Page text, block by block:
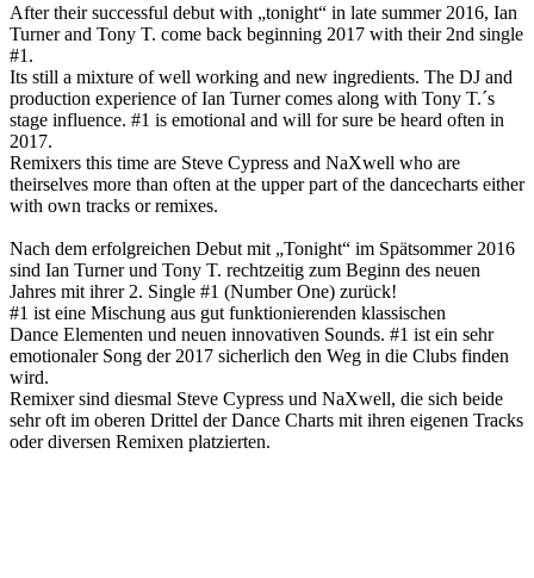
After their successful debut with „tonight“ in late summer 2016, Ian
Turner and Tony T. come back beginning 2017 with their 2nd single
#1.
Its still a mixture of well working and new ingredients. The DJ and
production experience of Ian Turner comes along with Tony T.´s
stage influence. #1 is emotional and will for sure be heard often in
2017.
Remixers this time are Steve Cypress and NaXwell who are
theirselves more than often at the upper part of the dancecharts either
with own tracks or remixes.
Nach dem erfolgreichen Debut mit „Tonight“ im Spätsommer 2016
sind Ian Turner und Tony T. rechtzeitig zum Beginn des neuen
Jahres mit ihrer 2. Single #1 (Number One) zurück!
#1 ist eine Mischung aus gut funktionierenden klassischen
Dance Elementen und neuen innovativen Sounds. #1 ist ein sehr
emotionaler Song der 2017 sicherlich den Weg in die Clubs finden
wird.
Remixer sind diesmal Steve Cypress und NaXwell, die sich beide
sehr oft im oberen Drittel der Dance Charts mit ihren eigenen Tracks
oder diversen Remixen platzierten.